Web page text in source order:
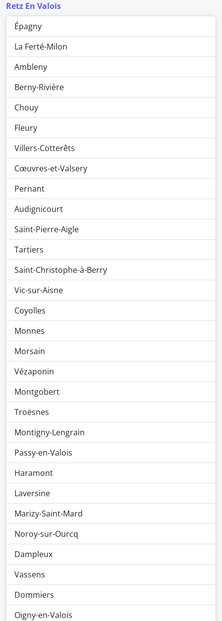
Retz En Valois
Épagny
La Ferté-Milon
Ambleny
Berny-Rivière
Chouy
Fleury
Villers-Cotterêts
Cœuvres-et-Valsery
Pernant
Audignicourt
Saint-Pierre-Aigle
Tartiers
Saint-Christophe-à-Berry
Vic-sur-Aisne
Coyolles
Monnes
Morsain
Vézaponin
Montgobert
Troësnes
Montigny-Lengrain
Passy-en-Valois
Haramont
Laversine
Marizy-Saint-Mard
Noroy-sur-Ourcq
Dampleux
Vassens
Dommiers
Oigny-en-Valois